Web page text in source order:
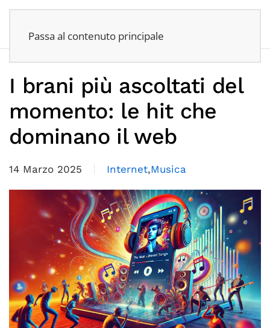
Passa al contenuto principale
I brani più ascoltati del
momento: le hit che
dominano il web
14 Marzo 2025 Internet,Musica